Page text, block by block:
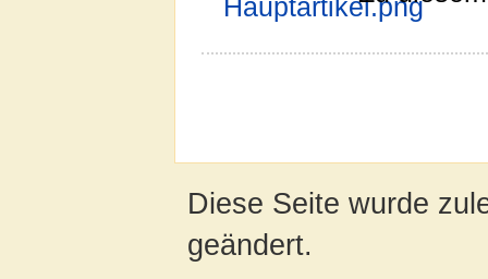
Diese Seite wurde
geändert.